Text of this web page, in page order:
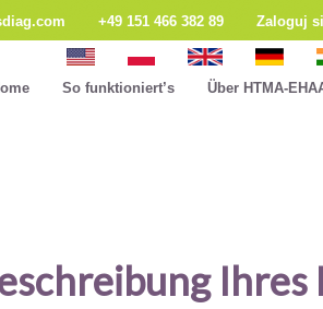
+49 151 466 382 89 Zaloguj
So funktioniert’s Über HTMA-
Ihres